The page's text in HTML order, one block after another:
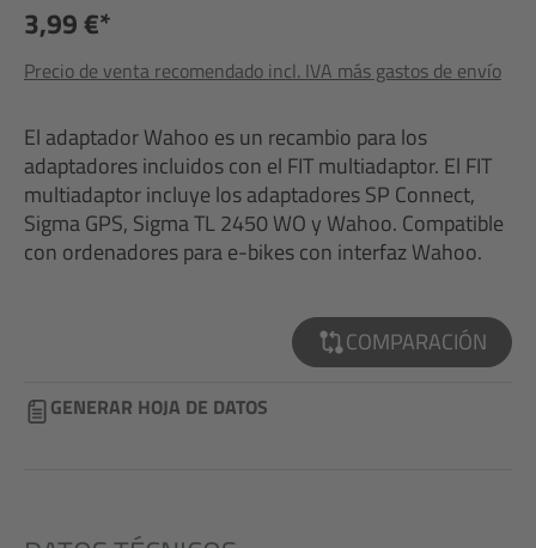
3,99 €*
Precio de venta recomendado incl. IVA más gastos de envío
El adaptador Wahoo es un recambio para los
adaptadores incluidos con el FIT multiadaptor. El FIT
multiadaptor incluye los adaptadores SP Connect,
Sigma GPS, Sigma TL 2450 WO y Wahoo. Compatible
con ordenadores para e-bikes con interfaz Wahoo.
COMPARACIÓN
GENERAR HOJA DE DATOS